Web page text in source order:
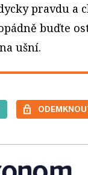
pravdu a
buďte
ušní.